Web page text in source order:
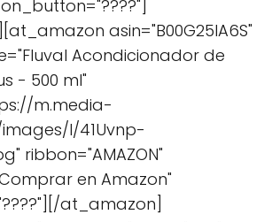
asin="B00G25IA6S"
Acondicionador de
- 500 ml"
m.media-
I/41Uvnp-
ribbon="AMAZON"
en Amazon"
at_amazon]